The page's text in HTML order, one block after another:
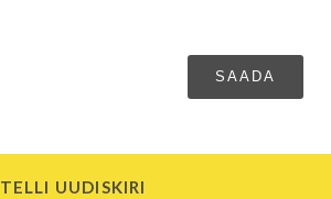
TELLI UUDISKIRI